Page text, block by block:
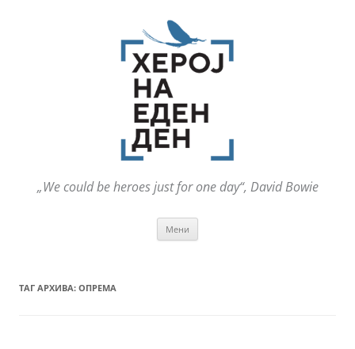
„We could be heroes just for one day“, David Bowie
Мени
ТАГ АРХИВА: ОПРЕМА